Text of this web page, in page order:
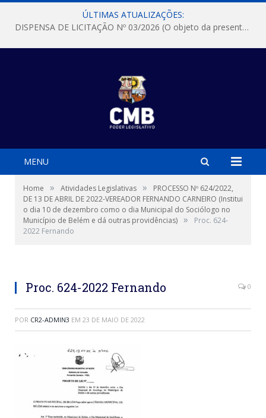
ÚLTIMAS ATUALIZAÇÕES:
DISPENSA DE LICITAÇÃO Nº 03/2026 (O objeto da presente dispensa é a escolha da proposta mais vantajosa para a aquisição, de aparelhos de ar condicionado, tipo Split, com material de instalação e fogão industrial, conforme condições, quantidades e exigências estabelecidas no termo de referencia e neste aviso de contratação direta e seus anexos)
MENU
Home » Atividades Legislativas »
PROCESSO Nº 624/2022,
DE 13 DE ABRIL DE 2022-VEREADOR FERNANDO CARNEIRO (Institui
o dia 10 de dezembro como o dia Municipal do Sociólogo no
Município de Belém e dá outras providências) »
Proc. 624-
2022 Fernando
Proc. 624-2022 Fernando 0
POR CR2-ADMIN3 EM 23 DE MAIO DE 2022